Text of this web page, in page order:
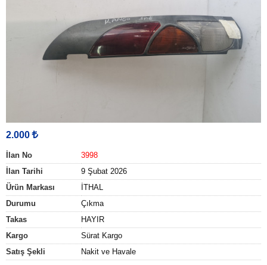
2.000
İlan No
3998
İlan Tarihi
9 Şubat 2026
Ürün Markası
İTHAL
Durumu
Çıkma
Takas
HAYIR
Kargo
Sürat Kargo
Satış Şekli
Nakit ve Havale